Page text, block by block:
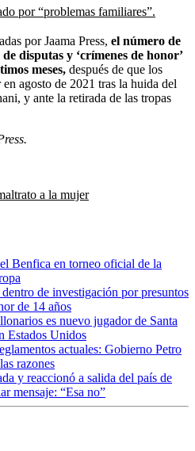
por “problemas familiares”.
por Jaama Press, el número de
disputas y ‘crímenes de honor’
meses, después de que los
agosto de 2021 tras la huida del
y ante la retirada de las tropas
a la mujer
Benfica en torneo oficial de la
de investigación por presuntos
de 14 años
es nuevo jugador de Santa
Estados Unidos
actuales: Gobierno Petro
razones
y reaccionó a salida del país de
mensaje: “Esa no”